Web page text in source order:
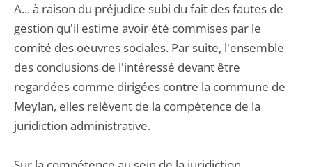
A... à raison du préjudice subi du fait des fautes de
gestion qu'il estime avoir été commises par le
comité des oeuvres sociales. Par suite, l'ensemble
des conclusions de l'intéressé devant être
regardées comme dirigées contre la commune de
Meylan, elles relèvent de la compétence de la
juridiction administrative.